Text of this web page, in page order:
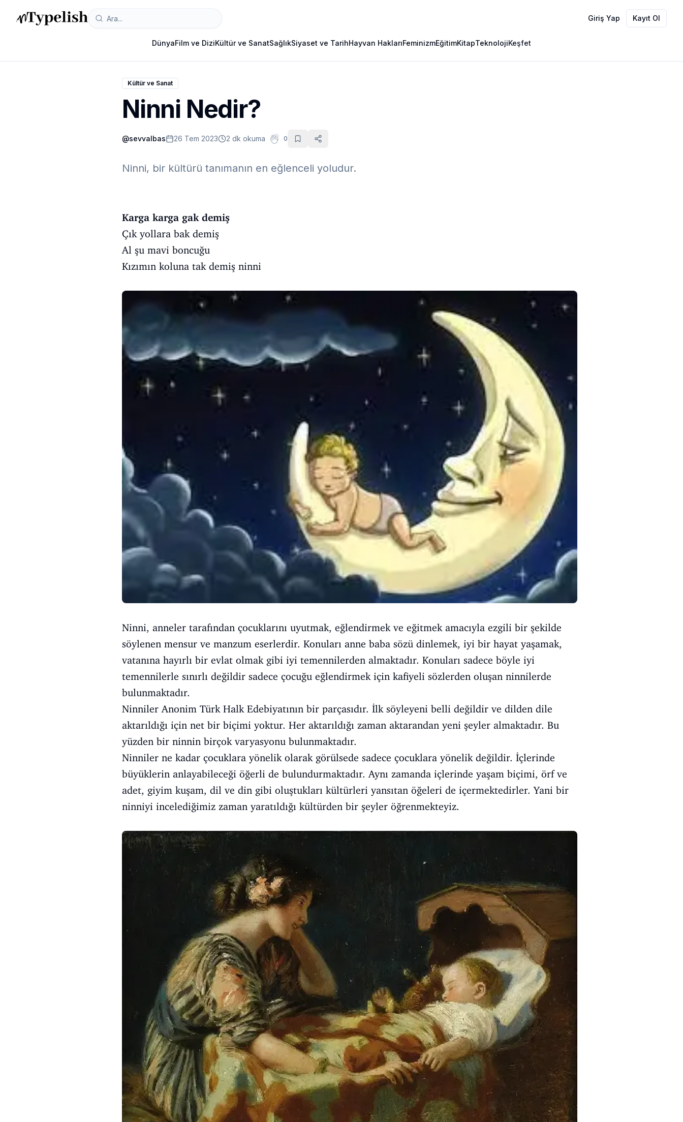
Giriş Yap Kayıt Ol
DünyaFilm ve DiziKültür ve SanatSağlıkSiyaset ve TarihHayvan HaklarıFeminizmEğitimKitapTeknolojiKeşfet
Kültür ve Sanat
Ninni Nedir?
@sevvalbas 26 Tem 2023 2 dk okuma 0
Ninni, bir kültürü tanımanın en eğlenceli yoludur.
Karga karga gak demiş
Çık yollara bak demiş
Al şu mavi boncuğu
Kızımın koluna tak demiş ninni
Ninni, anneler tarafından çocuklarını uyutmak, eğlendirmek ve eğitmek amacıyla ezgili bir şekilde
söylenen mensur ve manzum eserlerdir. Konuları anne baba sözü dinlemek, iyi bir hayat yaşamak,
vatanına hayırlı bir evlat olmak gibi iyi temennilerden almaktadır. Konuları sadece böyle iyi
temennilerle sınırlı değildir sadece çocuğu eğlendirmek için kafiyeli sözlerden oluşan ninnilerde
bulunmaktadır.
Ninniler Anonim Türk Halk Edebiyatının bir parçasıdır. İlk söyleyeni belli değildir ve dilden dile
aktarıldığı için net bir biçimi yoktur. Her aktarıldığı zaman aktarandan yeni şeyler almaktadır. Bu
yüzden bir ninnin birçok varyasyonu bulunmaktadır.
Ninniler ne kadar çocuklara yönelik olarak görülsede sadece çocuklara yönelik değildir. İçlerinde
büyüklerin anlayabileceği öğerli de bulundurmaktadır. Aynı zamanda içlerinde yaşam biçimi, örf ve
adet, giyim kuşam, dil ve din gibi oluştukları kültürleri yansıtan öğeleri de içermektedirler. Yani bir
ninniyi incelediğimiz zaman yaratıldığı kültürden bir şeyler öğrenmekteyiz.